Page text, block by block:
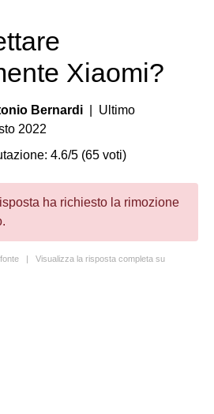
Xiaomi?
Bernardi | Ultimo
2022
4.6/5 (65 voti)
ha richiesto la rimozione
| Visualizza la risposta completa su